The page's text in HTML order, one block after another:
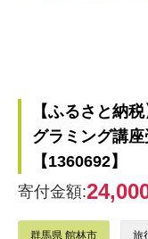
【ふるさと納
グラミング講
【1360692】
寄付金額:
群馬県 館林市 旅